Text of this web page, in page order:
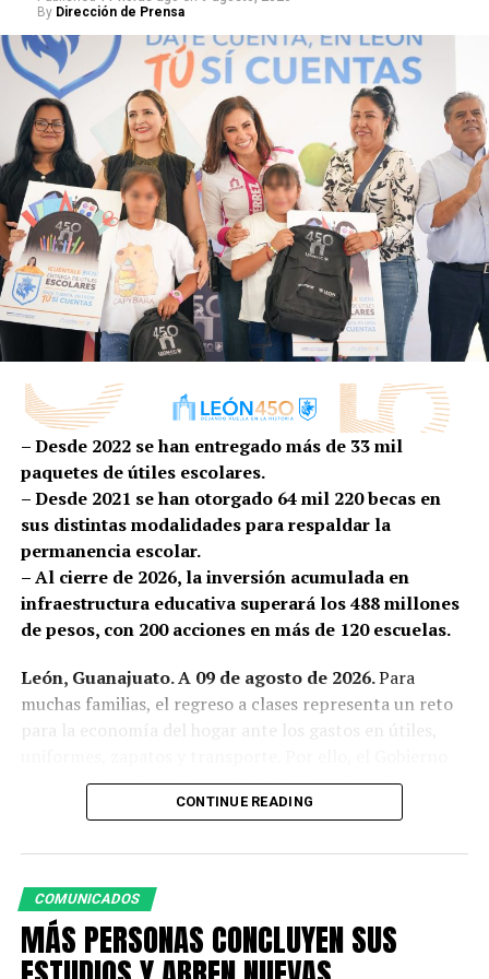
La Secretaría de Seguridad, Prevención y Protección
Ciudadana trabaja para evitar que las drogas estén al
alcance de nuestros niños y jóvenes.
RELATED TOPICS:
UP NEXT
ES LEÓN UN MUNICIPIO CONSTRUCTOR DE LA CULTURA DE
PAZ
DON'T MISS
La Policía de León detuvo a presunto responsable de
homicidio en grado de tentativa
By Dirección de Prensa
– Desde 2022 se han entregado más de 33 mil
paquetes de útiles escolares.
– Desde 2021 se han otorgado 64 mil 220 becas en
sus distintas modalidades para respaldar la
permanencia escolar.
– Al cierre de 2026, la inversión acumulada en
infraestructura educativa superará los 488 millones
de pesos, con 200 acciones en más de 120 escuelas.
León, Guanajuato. A 09 de agosto de 2026.Para
muchas familias, el regreso a clases representa un reto
para la economía del hogar ante los gastos en útiles,
Municipal encabezado por Ale Gutiérrez fortalece su
respaldo a la educación con la entrega de útiles
ninguna niña, niño o joven vea limitado su futuro por
falta de recursos.
Para familias como la de Julia Ivette Flores Falcón,
habitante de la comunidad rural de El Terrero y madre
CONTINUE READING
COMUNICADOS
MÁS PERSONAS CONCLUYEN SUS